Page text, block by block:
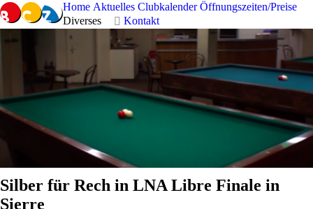
Home Aktuelles Clubkalender Öffnungszeiten/Preise
Diverses
Kontakt
Silber für Rech in LNA Libre Finale in
Sierre